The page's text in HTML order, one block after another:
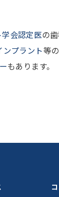
会認定医の
ンプラント等
もあります。